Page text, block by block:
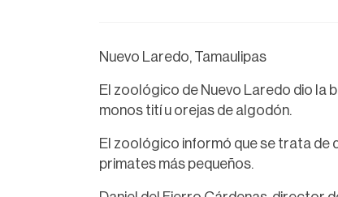
Nuevo Laredo, Tamaulipas
El zoológico de Nuevo Laredo dio la
monos tití u orejas de algodón.
El zoológico informó que se trata de
primates más pequeños.